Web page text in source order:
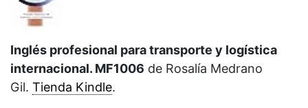
Inglés profesional para transporte y logística
internacional. MF1006 de Rosalía Medrano
Gil. Tienda Kindle.